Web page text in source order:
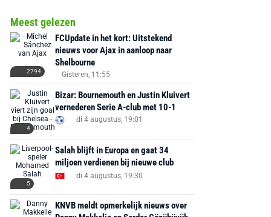
Meest gelezen
2794
FCUpdate in het kort: Uitstekend
nieuws voor Ajax in aanloop naar
Shelbourne
Gisteren, 11:55
4
Bizar: Bournemouth en Justin Kluivert
vernederen Serie A-club met 10-1
di 4 augustus, 19:01
5
Salah blijft in Europa en gaat 34
miljoen verdienen bij nieuwe club
di 4 augustus, 19:30
KNVB meldt opmerkelijk nieuws over